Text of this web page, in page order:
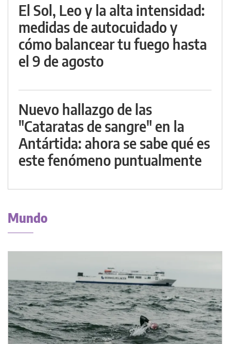
El Sol, Leo y la alta intensidad:
medidas de autocuidado y
cómo balancear tu fuego hasta
el 9 de agosto
Nuevo hallazgo de las
"Cataratas de sangre" en la
Antártida: ahora se sabe qué es
este fenómeno puntualmente
Mundo